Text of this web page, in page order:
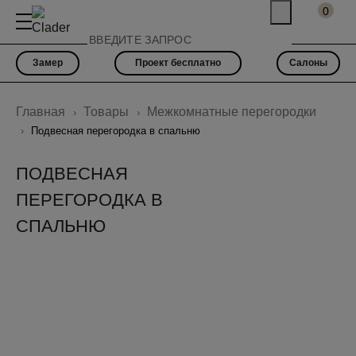
0
Замер Проект бесплатно Салоны
Главная Товары Межкомнатные перегородки
Подвесная перегородка в спальню
ПОДВЕСНАЯ
ПЕРЕГОРОДКА В
СПАЛЬНЮ